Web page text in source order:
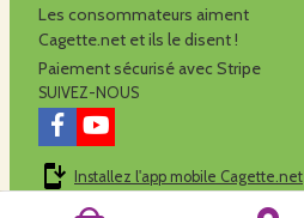
Les consommateurs aiment
Cagette.net et ils le disent !
Paiement sécurisé avec Stripe
SUIVEZ-NOUS
Installez l'app mobile Cagette.net